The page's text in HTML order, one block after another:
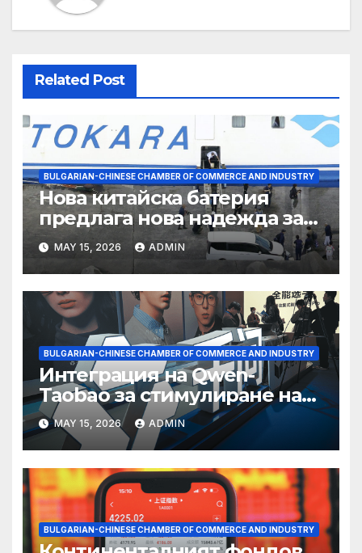
Related Post
BULGARIAN-CHINESE CHAMBER OF COMMERCE AND INDUSTRY
Нова китайска батерия
предлага нова надежда за
съхранение на водород
MAY 15, 2026 ADMIN
BULGARIAN-CHINESE CHAMBER OF COMMERCE AND INDUSTRY
Интеграция на Qwen-
Taobao за стимулиране на
пазаруването 618
MAY 15, 2026 ADMIN
BULGARIAN-CHINESE CHAMBER OF COMMERCE AND INDUSTRY